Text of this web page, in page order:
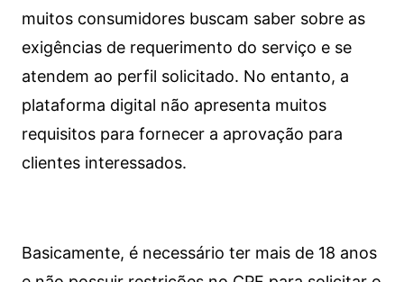
muitos consumidores buscam saber sobre as
exigências de requerimento do serviço e se
atendem ao perfil solicitado. No entanto, a
plataforma digital não apresenta muitos
requisitos para fornecer a aprovação para
clientes interessados.
Basicamente, é necessário ter mais de 18 anos